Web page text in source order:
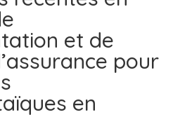
et de
pour
en